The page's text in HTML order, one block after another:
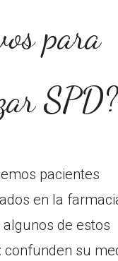
para
SPD?
pacientes
en la
de estos
confunden su